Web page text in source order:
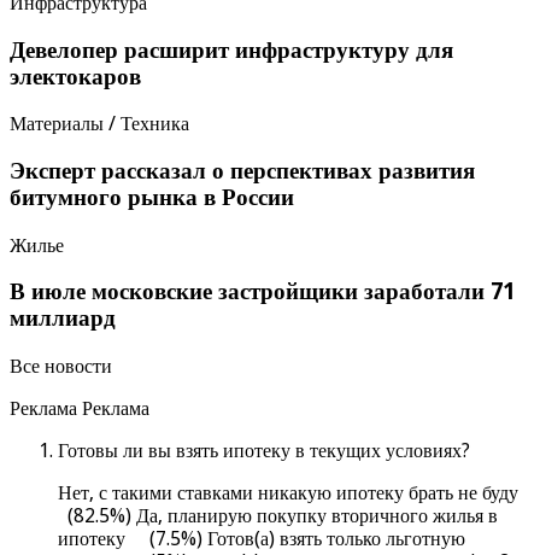
Девелопер расширит инфраструктуру для
электокаров
Материалы / Техника
Эксперт рассказал о перспективах развития
битумного рынка в России
Жилье
В июле московские застройщики заработали 71
миллиард
Все новости
Реклама Реклама
Готовы ли вы взять ипотеку в текущих условиях?
Нет, с такими ставками никакую ипотеку брать не буду
(82.5%) Да, планирую покупку вторичного жилья в
ипотеку (7.5%) Готов(а) взять только льготную